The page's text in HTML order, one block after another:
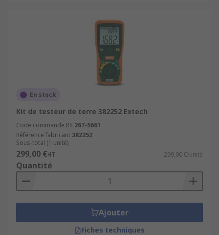
En stock
Kit de testeur de terre 382252 Extech
Code commande RS 267-5661
Référence fabricant 382252
Sous-total (1 unité)
299,00 €HT 299,00 €/unité
Quantité
Ajouter
Fiches techniques